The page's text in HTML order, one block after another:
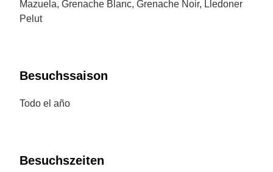
Mazuela, Grenache Blanc, Grenache Noir, Lledoner
Pelut
Besuchssaison
Todo el año
Besuchszeiten